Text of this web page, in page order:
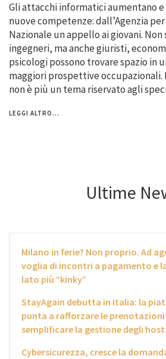
Gli attacchi informatici aumentano e
nuove competenze: dall’Agenzia
Nazionale un appello ai giovani.
ingegneri, ma anche giuristi,
psicologi possono trovare spazio in
maggiori prospettive occupazionali.
non è più un tema riservato agli
LEGGI ALTRO...
Ultime
Milano in ferie? Non proprio. Ad
voglia di incontri a pagamento e
lato più “kinky”
StayAgain debutta in Italia: la
punta a rafforzare le
semplificare la gestione degli host
Cybersicurezza, cresce la